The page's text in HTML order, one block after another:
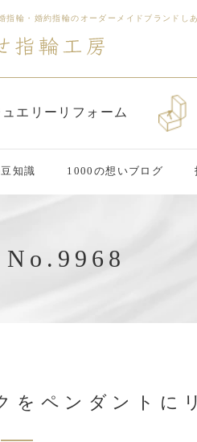
指輪・婚約指輪のオーダーメイドブランドし
ュエリーリフォーム
知識 1000の想いブログ
No.9968
をペンダントに